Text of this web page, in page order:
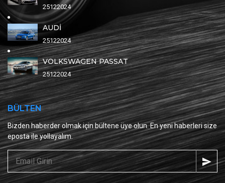
25122024
AUDİ
25122024
VOLKSWAGEN PASSAT
25122024
BÜLTEN
Bizden haberder olmak için bültene üye olun. En yeni haberleri size
eposta ile yollayalım.